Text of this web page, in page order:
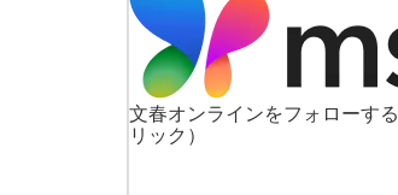
文春オンラインをフォローする
リック）